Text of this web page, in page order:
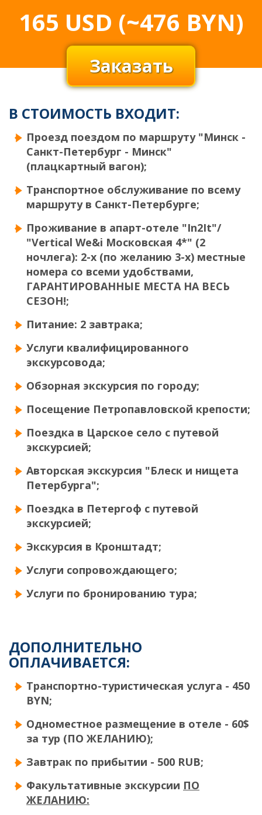
165 USD (~476 BYN)
Заказать
В СТОИМОСТЬ ВХОДИТ:
Проезд поездом по маршруту "Минск -
Санкт-Петербург - Минск"
(плацкартный вагон);
Транспортное обслуживание по всему
маршруту в Санкт-Петербурге;
Проживание в апарт-отеле "In2It"/
"Vertical We&i Московская 4*" (2
ночлега): 2-х (по желанию 3-х) местные
номера со всеми удобствами,
ГАРАНТИРОВАННЫЕ МЕСТА НА ВЕСЬ
СЕЗОН!;
Питание: 2 завтрака;
Услуги квалифицированного
экскурсовода;
Обзорная экскурсия по городу;
Посещение Петропавловской крепости;
Поездка в Царское село с путевой
экскурсией;
Авторская экскурсия "Блеск и нищета
Петербурга";
Поездка в Петергоф с путевой
экскурсией;
Экскурсия в Кронштадт;
Услуги сопровождающего;
Услуги по бронированию тура;
ДОПОЛНИТЕЛЬНО
ОПЛАЧИВАЕТСЯ:
Транспортно-туристическая услуга - 450
BYN;
Одноместное размещение в отеле - 60$
за тур (ПО ЖЕЛАНИЮ);
Завтрак по прибытии - 500 RUB;
Факультативные экскурсии ПО
ЖЕЛАНИЮ: